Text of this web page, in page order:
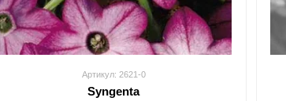
Артикул: 2621-0
Syngenta